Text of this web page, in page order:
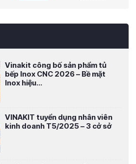
Vinakit công bố sản phẩm tủ
bếp Inox CNC 2026 – Bề mặt
Inox hiệu...
VINAKIT tuyển dụng nhân viên
kinh doanh T5/2025 – 3 cở sở